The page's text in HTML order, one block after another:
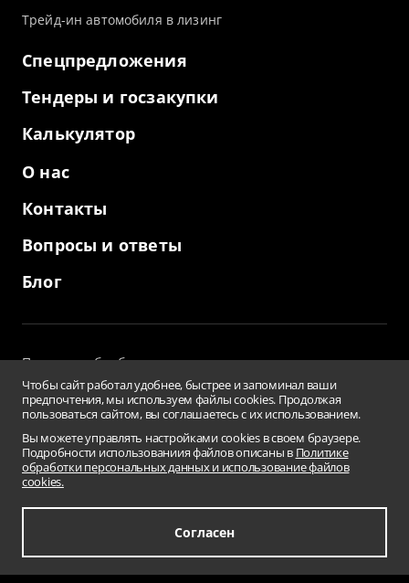
Трейд-ин автомобиля в лизинг
Спецпредложения
Тендеры и госзакупки
Калькулятор
О нас
Контакты
Вопросы и ответы
Блог
Политика обработки персональных данных
и использование файлов cookies
Пользовательское соглашение
Заверения и гарантии
Противодействие коррупции
Условия использования информации сайта
Сводная ведомость результатов проведения СОУТ
Перечень рекомендуемых мероприятий
по улучшению условий труда
Чтобы сайт работал удобнее, быстрее и запоминал ваши
предпочтения, мы используем файлы cookies. Продолжая
пользоваться сайтом, вы соглашаетесь с их использованием.
Вы можете управлять настройками cookies в своем браузере.
Подробности использованиия файлов описаны в Политике
обработки персональных данных и использование файлов
cookies.
Согласен